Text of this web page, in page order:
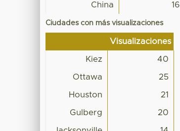
China 16
Ciudades con más visualizaciones
Visualizaciones
Kiez 40
Ottawa 25
Houston 21
Gulberg 20